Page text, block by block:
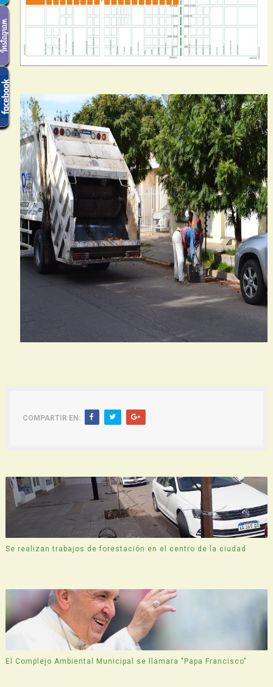
COMPARTIR EN:
Se realizan trabajos de forestación en el centro de la ciudad
El Complejo Ambiental Municipal se llamara "Papa Francisco"